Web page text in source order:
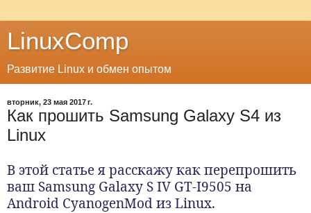
LinuxComp
Развитие Linux и обмен опытом
вторник, 23 мая 2017 г.
Как прошить Samsung Galaxy S4 из
Linux
В этой статье я расскажу как перепрошить
ваш Samsung Galaxy S IV GT-I9505 на
Android CyanogenMod из Linux.